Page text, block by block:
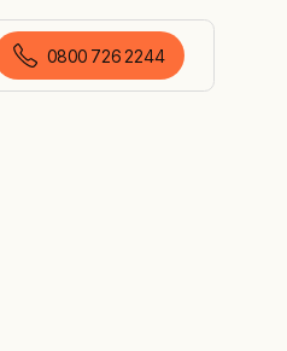
(Brasil)
0800 726 2244